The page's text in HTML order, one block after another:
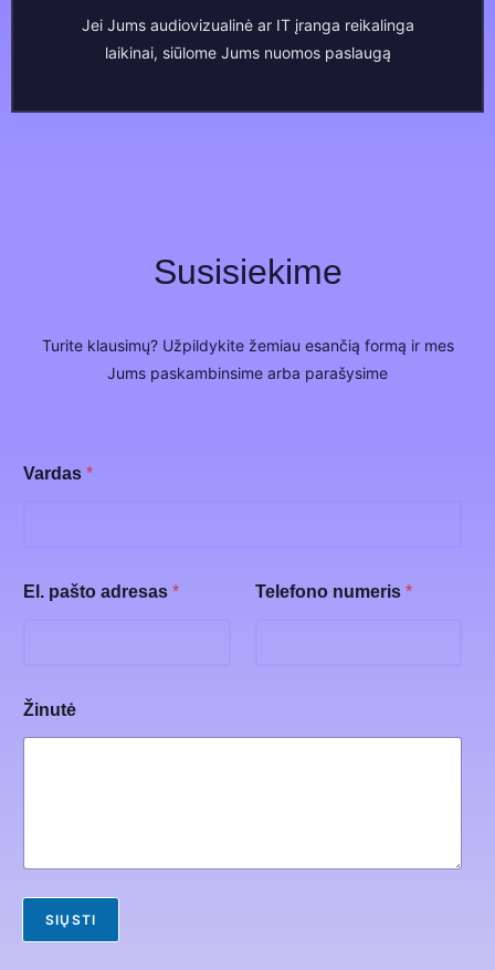
Jei Jums audiovizualinė ar IT įranga reikalinga
laikinai, siūlome Jums nuomos paslaugą
Susisiekime
Turite klausimų? Užpildykite žemiau esančią formą ir mes
Jums paskambinsime arba parašysime
Vardas *
El. pašto adresas * Telefono numeris *
Žinutė
SIŲSTI